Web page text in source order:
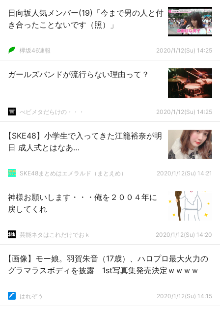
日向坂人気メンバー(19)「今まで男の人と付
き合ったことないです（照）」
欅坂46速報 2020/1/12(Su) 14:25
ガールズバンドが流行らない理由って？
べビメタだらけの・・・ 2020/1/12(Su) 14:25
【SKE48】小学生で入ってきた江籠裕奈が明
日 成人式とはなあ…
SKE48まとめはエメラルド（まとえめ） 2020/1/12(Su) 14:21
神様お願いします・・・俺を２００４年に
戻してくれ
芸能ネタはこれだけでおｋ 2020/1/12(Su) 14:20
【画像】モー娘。羽賀朱音（17歳）、ハロプロ最大火力の
グラマラスボディを披露 1st写真集発売決定ｗｗｗｗ
はれぞう 2020/1/12(Su) 14:15